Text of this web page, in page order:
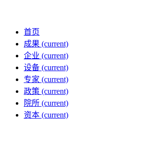
首页
成果 (current)
企业 (current)
设备 (current)
专家 (current)
政策 (current)
院所 (current)
资本 (current)